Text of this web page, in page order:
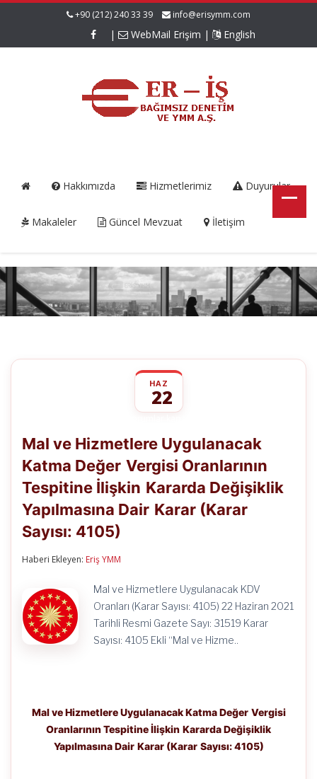
+90 (212) 240 33 39 info@erisymm.com
| WebMail Erişim | English
Hakkımızda Hizmetlerimiz Duyurular
Makaleler Güncel Mevzuat İletişim
HAZ
22
Hizmetlere
Uygulanacak
Katma
Değer
Vergisi
Oranlarının
Tespitine
Karar
Sayısı:
4105)
için
Mal ve Hizmetlere Uygulanacak
Katma Değer Vergisi Oranlarının
Tespitine İlişkin Kararda Değişiklik
Yapılmasına Dair Karar (Karar
Sayısı: 4105)
Haberi Ekleyen: Eriş YMM
Mal ve Hizmetlere Uygulanacak KDV
Oranları (Karar Sayısı: 4105) 22 Haziran 2021
Tarihli Resmi Gazete Sayı: 31519 Karar
Sayısı: 4105 Ekli “Mal ve Hizme..
Mal ve Hizmetlere Uygulanacak Katma Değer Vergisi
Oranlarının Tespitine İlişkin Kararda Değişiklik
Yapılmasına Dair Karar (Karar Sayısı: 4105)